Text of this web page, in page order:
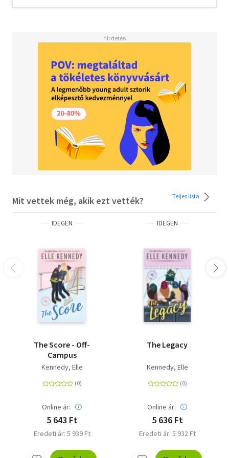
Mit vettek még, akik ezt vették? Teljes lista
IDEGEN
The Score - Off-
Campus
Kennedy, Elle
Online ár:
5 643 Ft
Eredeti ár: 5 939 Ft
IDEGEN
The Legacy
Kennedy, Elle
Online ár:
5 636 Ft
Eredeti ár: 5 932 Ft